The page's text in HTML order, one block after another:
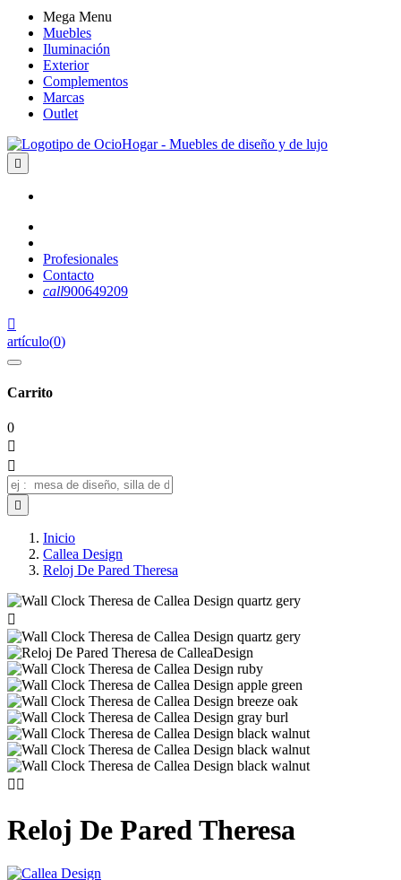
Mega Menu
Muebles
Iluminación
Exterior
Complementos
Marcas
Outlet

Profesionales
Contacto
call900649209

artículo(0)
Carrito
0



Inicio
Callea Design
Reloj De Pared Theresa

 
Reloj De Pared Theresa